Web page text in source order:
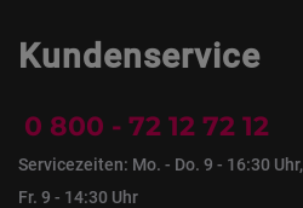
Kundenservice
0 800 - 72 12 72 12
Servicezeiten: Mo. - Do. 9 - 16:30 Uhr,
Fr. 9 - 14:30 Uhr